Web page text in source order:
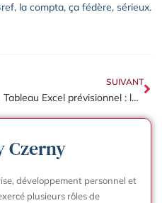
la compta, ça fédère, sérieux.
SUIVANT
Tableau Excel prévisionnel : le modèle gratuit pour vos budgets d’entreprise
Czerny
développement personnel et
plusieurs rôles de